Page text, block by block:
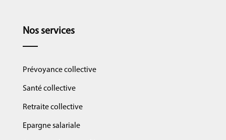
Nos services
Prévoyance collective
Santé collective
Retraite collective
Epargne salariale